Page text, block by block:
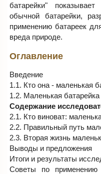
батарейки"
обычной батарейки,
применению батареек
вреда природе.
Оглавление
Введение
1.1. Кто она - маленькая
1.2. Маленькая
Содержание
2.1. Кто виноват:
2.2. Правильный путь
2.3. Вторая жизнь
Выводы и предложения
Итоги и результаты
Советы по